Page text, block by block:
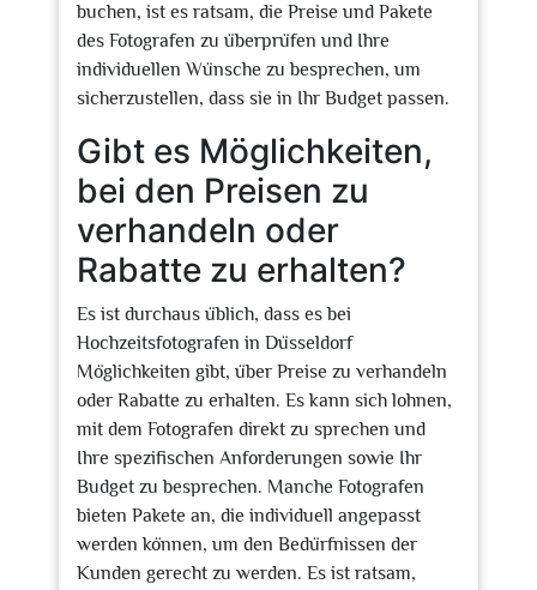
buchen, ist es ratsam, die Preise und Pakete
des Fotografen zu überprüfen und Ihre
individuellen Wünsche zu besprechen, um
sicherzustellen, dass sie in Ihr Budget passen.
Gibt es Möglichkeiten,
bei den Preisen zu
verhandeln oder
Rabatte zu erhalten?
Es ist durchaus üblich, dass es bei
Hochzeitsfotografen in Düsseldorf
Möglichkeiten gibt, über Preise zu verhandeln
oder Rabatte zu erhalten. Es kann sich lohnen,
mit dem Fotografen direkt zu sprechen und
Ihre spezifischen Anforderungen sowie Ihr
Budget zu besprechen. Manche Fotografen
bieten Pakete an, die individuell angepasst
werden können, um den Bedürfnissen der
Kunden gerecht zu werden. Es ist ratsam,